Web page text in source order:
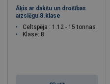
Āķis ar dakšu un drošības
aizslēgu 8.klase
Celtspēja : 1.12 - 15 tonnas
Klase: 8